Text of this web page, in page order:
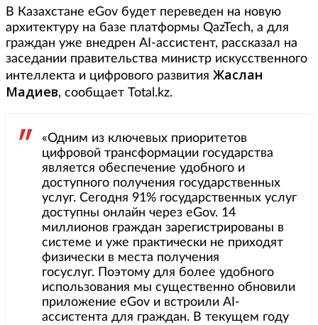
В Казахстане eGov будет переведен на новую
архитектуру на базе платформы QazTech, а для
граждан уже внедрен AI-ассистент, рассказал на
заседании правительства министр искусственного
интеллекта и цифрового развития Жаслан
Мадиев, сообщает Total.kz.
«Одним из ключевых приоритетов
цифровой трансформации государства
является обеспечение удобного и
доступного получения государственных
услуг. Сегодня 91% государственных услуг
доступны онлайн через eGov. 14
миллионов граждан зарегистрированы в
системе и уже практически не приходят
физически в места получения
госуслуг. Поэтому для более удобного
использования мы существенно обновили
приложение eGov и встроили AI-
ассистента для граждан. В текущем году